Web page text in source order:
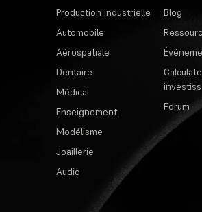
Production industrielle
Automobile
Aérospatiale
Dentaire
Médical
Enseignement
Modélisme
Joaillerie
Audio
Blog
Forum